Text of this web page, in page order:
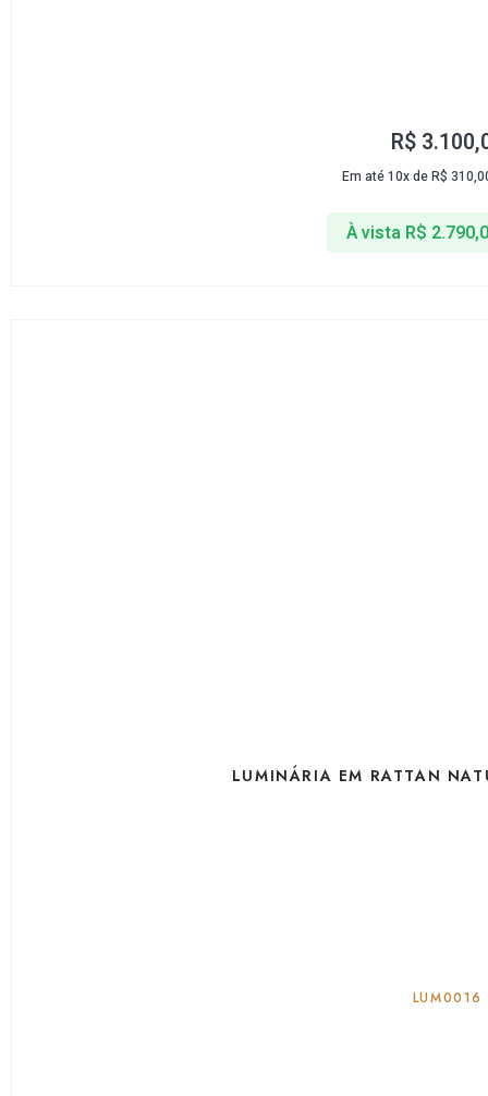
R$
Em até 10x deR$
À vista R$
LUMINÁRIA EM RATTAN
LUM0016